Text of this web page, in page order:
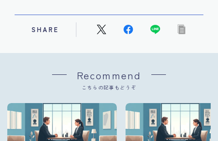
SHARE
Recommend
こちらの記事もどうぞ